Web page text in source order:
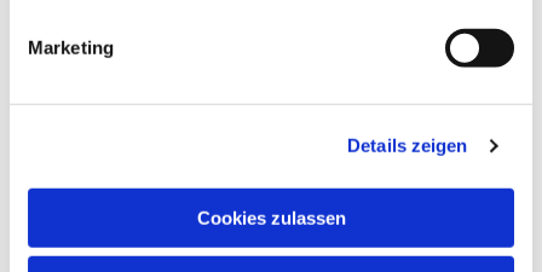
Marketing
Details zeigen
Cookies zulassen